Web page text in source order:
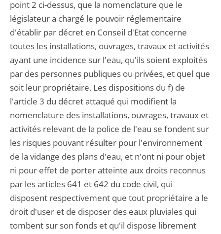
point 2 ci-dessus, que la nomenclature que le
législateur a chargé le pouvoir réglementaire
d'établir par décret en Conseil d'Etat concerne
toutes les installations, ouvrages, travaux et activités
ayant une incidence sur l'eau, qu'ils soient exploités
par des personnes publiques ou privées, et quel que
soit leur propriétaire. Les dispositions du f) de
l'article 3 du décret attaqué qui modifient la
nomenclature des installations, ouvrages, travaux et
activités relevant de la police de l'eau se fondent sur
les risques pouvant résulter pour l'environnement
de la vidange des plans d'eau, et n'ont ni pour objet
ni pour effet de porter atteinte aux droits reconnus
par les articles 641 et 642 du code civil, qui
disposent respectivement que tout propriétaire a le
droit d'user et de disposer des eaux pluviales qui
tombent sur son fonds et qu'il dispose librement